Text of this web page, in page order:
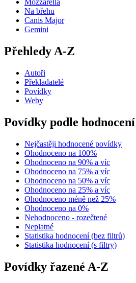
Mozzarella
Na břehu
Canis Major
Gemini
Přehledy A-Z
Autoři
Překladatelé
Povídky
Weby
Povídky podle hodnocení
Nejčastěji hodnocené povídky
Ohodnoceno na 100%
Ohodnoceno na 90% a víc
Ohodnoceno na 75% a víc
Ohodnoceno na 50% a víc
Ohodnoceno na 25% a víc
Ohodnoceno méně než 25%
Ohodnoceno na 0%
Nehodnoceno - rozečtené
Neplatné
Statistika hodnocení (bez filtrů)
Statistika hodnocení (s filtry)
Povídky řazené A-Z